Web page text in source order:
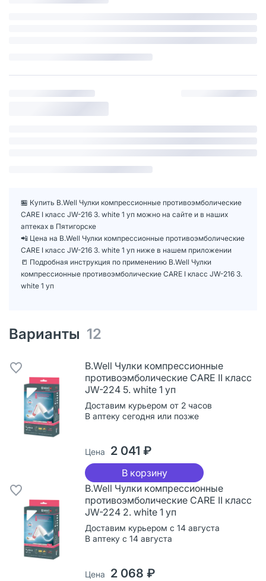
🏪 Купить B.Well Чулки компрессионные противоэмболические
CARE I класс JW-216 3. white 1 уп можно на сайте и в наших
аптеках в Пятигорске
📲 Цена на B.Well Чулки компрессионные противоэмболические
CARE I класс JW-216 3. white 1 уп ниже в нашем приложении
📒 Подробная инструкция по применению B.Well Чулки
компрессионные противоэмболические CARE I класс JW-216 3.
white 1 уп
Варианты 12
B.Well Чулки компрессионные
противоэмболические CARE II класс
JW-224 5. white 1 уп
Доставим курьером от 2 часов
В аптеку сегодня или позже
Цена 2 041 ₽
В корзину
B.Well Чулки компрессионные
противоэмболические CARE II класс
JW-224 2. white 1 уп
Доставим курьером с 14 августа
В аптеку с 14 августа
Цена 2 068 ₽